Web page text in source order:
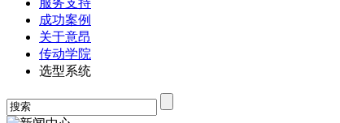
服务支持
成功案例
关于意昂
传动学院
选型系统